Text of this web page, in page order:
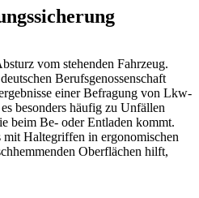
vom stehenden Fahrzeug.
Berufsgenossenschaft
einer Befragung von Lkw-
besonders häufig zu Unfällen
beim Be- oder Entladen kommt.
mit Haltegriffen in ergonomischen
Oberflächen hilft,